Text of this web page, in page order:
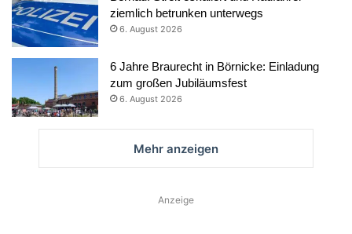
ziemlich betrunken unterwegs
6. August 2026
6 Jahre Braurecht in Börnicke: Einladung
zum großen Jubiläumsfest
6. August 2026
Mehr anzeigen
Anzeige